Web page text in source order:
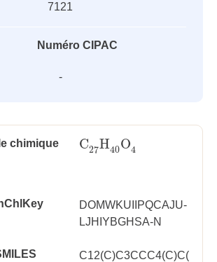
7121
Numéro CIPAC
-
chimique
C27H40O4
C27H40O4
DOMWKUIIPQCAJU-
LJHIYBGHSA-N
C12(C)C3CCC4(C)C(